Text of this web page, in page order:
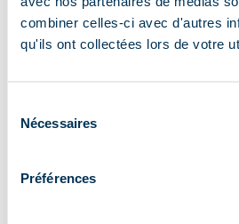
combiner celles-ci avec d'autres
qu'ils ont collectées lors de votre
Nécessaires
Préférences
Blog en het
nieuws
De leukste
de bergen voor de…